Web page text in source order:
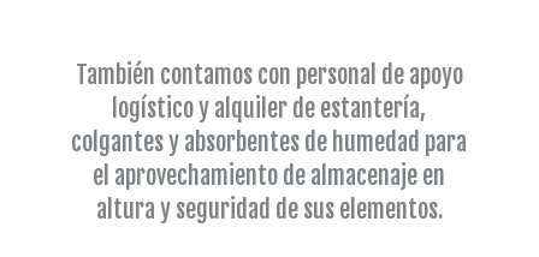
También contamos con personal de apoyo
logístico y alquiler de estantería,
colgantes y absorbentes de humedad para
el aprovechamiento de almacenaje en
altura y seguridad de sus elementos.